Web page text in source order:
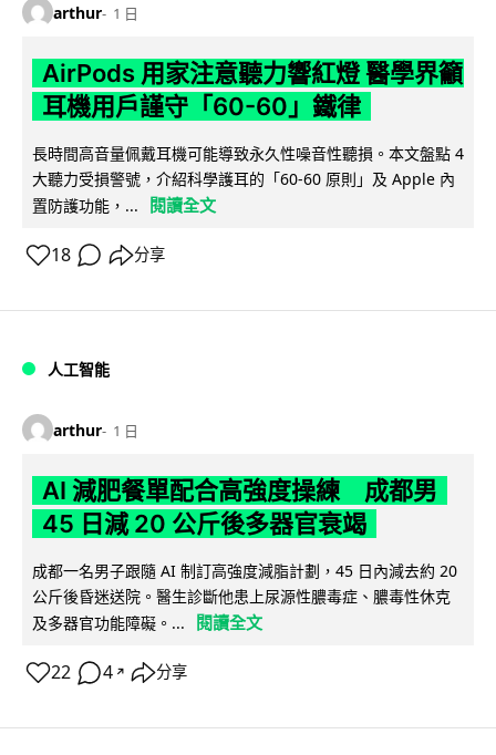
arthur 1 日
AirPods 用家注意聽力響紅燈 醫學界籲
耳機用戶謹守「60-60」鐵律
長時間高音量佩戴耳機可能導致永久性噪音性聽損。本文盤點 4
大聽力受損警號，介紹科學護耳的「60-60 原則」及 Apple 內
置防護功能，...
閱讀全文
18 分享
人工智能
arthur 1 日
AI 減肥餐單配合高強度操練 成都男
45 日減 20 公斤後多器官衰竭
成都一名男子跟隨 AI 制訂高強度減脂計劃，45 日內減去約 20
公斤後昏迷送院。醫生診斷他患上尿源性膿毒症、膿毒性休克
及多器官功能障礙。...
閱讀全文
22 4 ↗ 分享